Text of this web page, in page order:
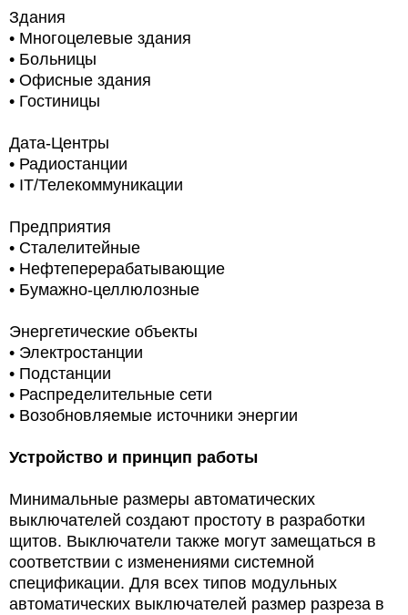
Здания
• Многоцелевые здания
• Больницы
• Офисные здания
• Гостиницы
Дата-Центры
• Радиостанции
• IT/Телекоммуникации
Предприятия
• Сталелитейные
• Нефтеперерабатывающие
• Бумажно-целлюлозные
Энергетические объекты
• Электростанции
• Подстанции
• Распределительные сети
• Возобновляемые источники энергии
Устройство и принцип работы
Минимальные размеры автоматических
выключателей создают простоту в разработки
щитов. Выключатели также могут замещаться в
соответствии с изменениями системной
спецификации. Для всех типов модульных
автоматических выключателей размер разреза в